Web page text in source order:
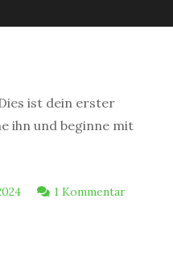
ist dein erster
ihn und beginne mit
1 Kommentarzu